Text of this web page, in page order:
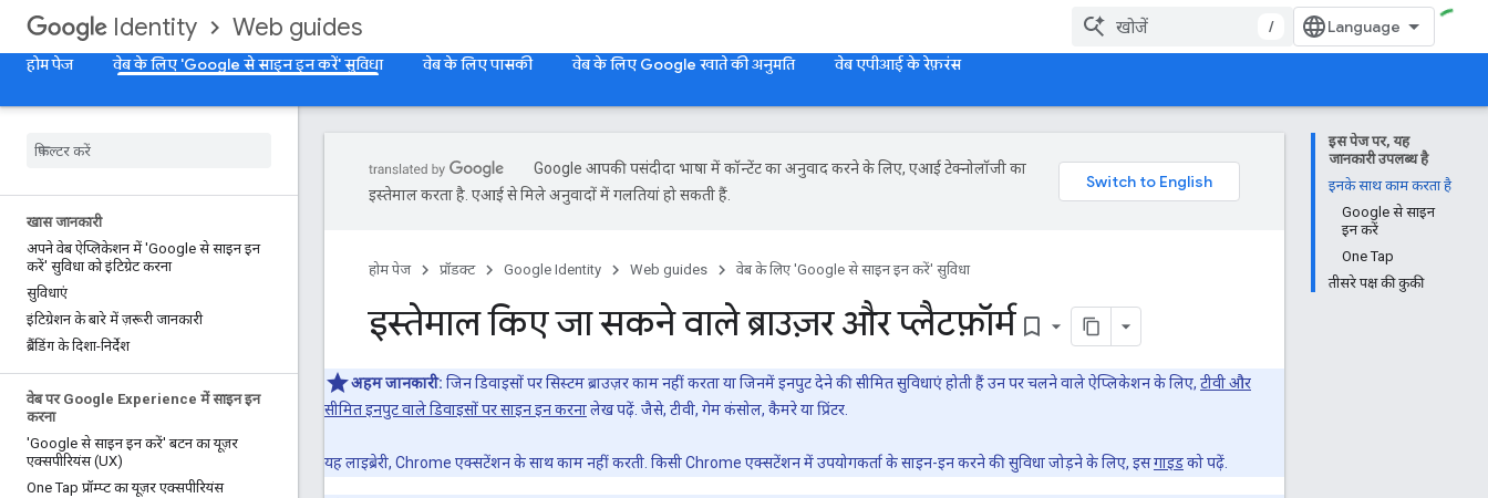
Identity Web guides
/
होम पेज
वेब के लिए 'Google से साइन इन करें' सुविधा वेब के लिए पासकी वेब के लिए Google खाते की अनुमति वेब एपीआई के रेफ़रंस
खास जानकारी
अपने वेब ऐप्लिकेशन में 'Google से साइन इन
करें' सुविधा को इंटिग्रेट करना
सुविधाएं
इंटिग्रेशन के बारे में ज़रूरी जानकारी
ब्रैंडिंग के दिशा-निर्देश
वेब पर Google Experience में साइन इन
करना
'Google से साइन इन करें' बटन का यूज़र
एक्सपीरियंस (UX)
One Tap प्रॉम्प्ट का यूज़र एक्सपीरियंस
इस पेज पर, यह
जानकारी उपलब्ध है
इनके साथ काम करता है
Google से साइन
इन करें
One Tap
तीसरे पक्ष की कुकी
Google आपकी पसंदीदा भाषा में कॉन्टेंट का अनुवाद करने के लिए, एआई टेक्नोलॉजी का
इस्तेमाल करता है. एआई से मिले अनुवादों में गलतियां हो सकती हैं.
होम पेज प्रॉडक्ट Google Identity Web guides वेब के लिए 'Google से साइन इन करें' सुविधा
इस्तेमाल किए जा सकने वाले ब्राउज़र और प्लैटफ़ॉर्म bookmark_border
अहम जानकारी: जिन डिवाइसों पर सिस्टम ब्राउज़र काम नहीं करता या जिनमें इनपुट देने की सीमित सुविधाएं होती हैं उन पर चलने वाले ऐप्लिकेशन के लिए, टीवी और
सीमित इनपुट वाले डिवाइसों पर साइन इन करनालेख पढ़ें. जैसे, टीवी, गेम कंसोल, कैमरे या प्रिंटर.
यह लाइब्रेरी, Chrome एक्सटेंशन के साथ काम नहीं करती. किसी Chrome एक्सटेंशन में उपयोगकर्ता के साइन-इन करने की सुविधा जोड़ने के लिए, इसगाइडको पढ़ें.